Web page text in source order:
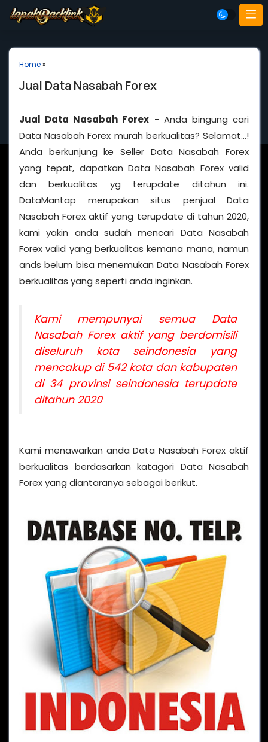
Home»
Jual Data Nasabah Forex
Jual Data Nasabah Forex - Anda bingung cari
Data Nasabah Forex murah berkualitas? Selamat…!
Anda berkunjung ke Seller Data Nasabah Forex
yang tepat, dapatkan Data Nasabah Forex valid
dan berkualitas yg terupdate ditahun ini.
DataMantap merupakan situs penjual Data
Nasabah Forex aktif yang terupdate di tahun 2020,
kami yakin anda sudah mencari Data Nasabah
Forex valid yang berkualitas kemana mana, namun
ands belum bisa menemukan Data Nasabah Forex
berkualitas yang seperti anda inginkan.
Kami mempunyai semua Data
Nasabah Forex aktif yang berdomisili
diseluruh kota seindonesia yang
mencakup di 542 kota dan kabupaten
di 34 provinsi seindonesia terupdate
ditahun 2020
Kami menawarkan anda Data Nasabah Forex aktif
berkualitas berdasarkan katagori Data Nasabah
Forex yang diantaranya sebagai berikut.